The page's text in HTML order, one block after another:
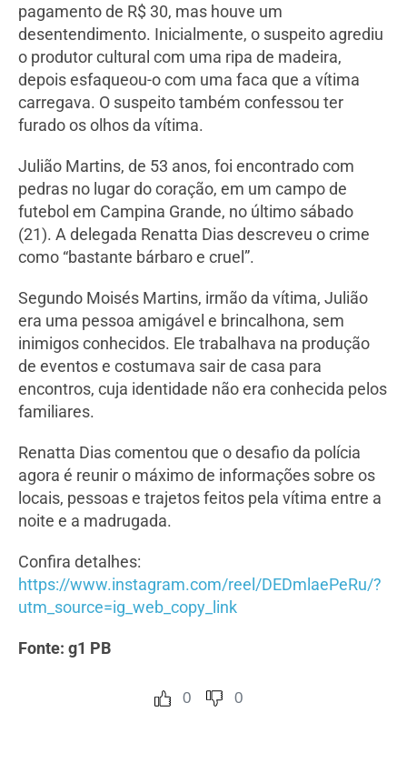
pagamento de R$ 30, mas houve um
desentendimento. Inicialmente, o suspeito agrediu
o produtor cultural com uma ripa de madeira,
depois esfaqueou-o com uma faca que a vítima
carregava. O suspeito também confessou ter
furado os olhos da vítima.
Julião Martins, de 53 anos, foi encontrado com
pedras no lugar do coração, em um campo de
futebol em Campina Grande, no último sábado
(21). A delegada Renatta Dias descreveu o crime
como “bastante bárbaro e cruel”.
Segundo Moisés Martins, irmão da vítima, Julião
era uma pessoa amigável e brincalhona, sem
inimigos conhecidos. Ele trabalhava na produção
de eventos e costumava sair de casa para
encontros, cuja identidade não era conhecida pelos
familiares.
Renatta Dias comentou que o desafio da polícia
agora é reunir o máximo de informações sobre os
locais, pessoas e trajetos feitos pela vítima entre a
noite e a madrugada.
Confira detalhes:
https://www.instagram.com/reel/DEDmlaePeRu/?
utm_source=ig_web_copy_link
Fonte: g1 PB
0 0